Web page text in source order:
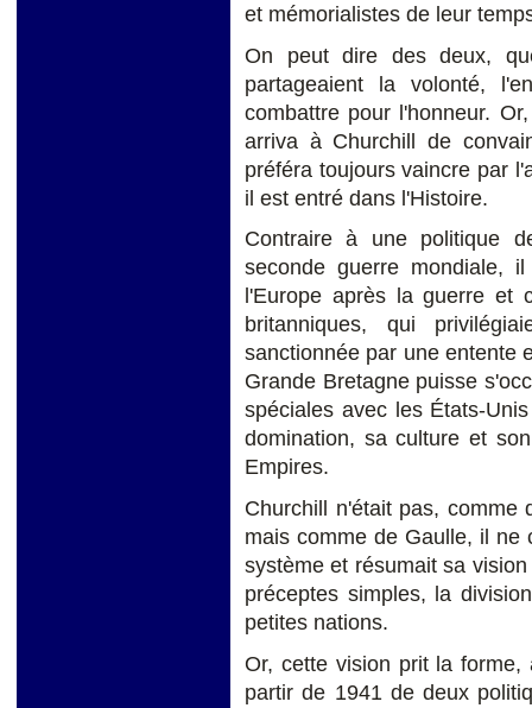
et mémorialistes de leur
On peut dire des deux,
partageaient la volonté,
combattre pour l'honneur.
arriva à Churchill de
préféra toujours vaincre par
il est entré dans l'Histoire.
Contraire à une politique
seconde guerre mondiale,
l'Europe après la guerre et
britanniques, qui
sanctionnée par une entente
Grande Bretagne puisse
spéciales avec les États-
domination, sa culture et
Empires.
Churchill n'était pas, comme
mais comme de Gaulle, il ne
système et résumait sa
préceptes simples, la
petites nations.
Or, cette vision prit la
partir de 1941 de deux